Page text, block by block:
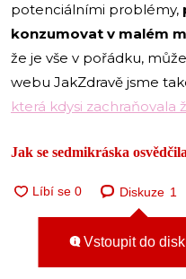
potenciálními problémy,
konzumovat v malém
že je vše v pořádku,
webu JakZdravě jsme
která kdysi zachraňovala
Jak se sedmikráska
Diskuze 1
Vstoupit do